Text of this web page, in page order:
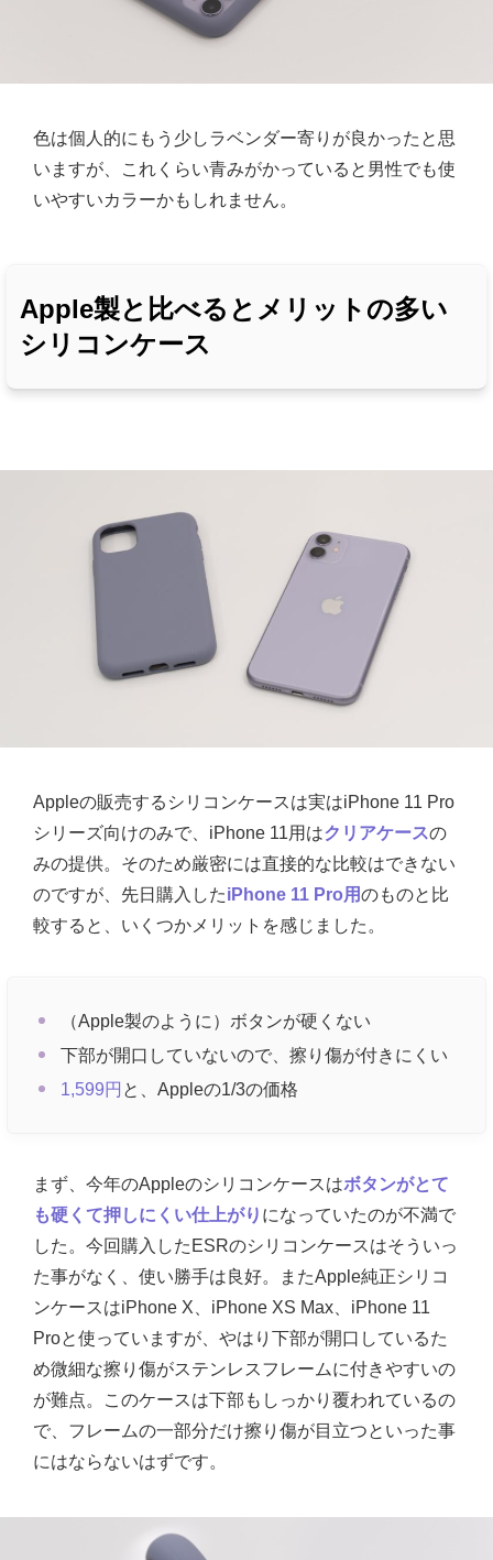
色は個人的にもう少しラベンダー寄りが良かったと思
いますが、これくらい青みがかっていると男性でも使
いやすいカラーかもしれません。
Apple製と比べるとメリットの多い
シリコンケース
Appleの販売するシリコンケースは実はiPhone 11 Pro
シリーズ向けのみで、iPhone 11用はクリアケースの
みの提供。そのため厳密には直接的な比較はできない
のですが、先日購入したiPhone 11 Pro用のものと比
較すると、いくつかメリットを感じました。
（Apple製のように）ボタンが硬くない
下部が開口していないので、擦り傷が付きにくい
1,599円 と、Appleの1/3の価格
まず、今年のAppleのシリコンケースはボタンがとて
も硬くて押しにくい仕上がり になっていたのが不満で
した。今回購入したESRのシリコンケースはそういっ
た事がなく、使い勝手は良好。またApple純正シリコ
ンケースはiPhone X、iPhone XS Max、iPhone 11
Proと使っていますが、やはり下部が開口しているた
め微細な擦り傷がステンレスフレームに付きやすいの
が難点。このケースは下部もしっかり覆われているの
で、フレームの一部分だけ擦り傷が目立つといった事
にはならないはずです。